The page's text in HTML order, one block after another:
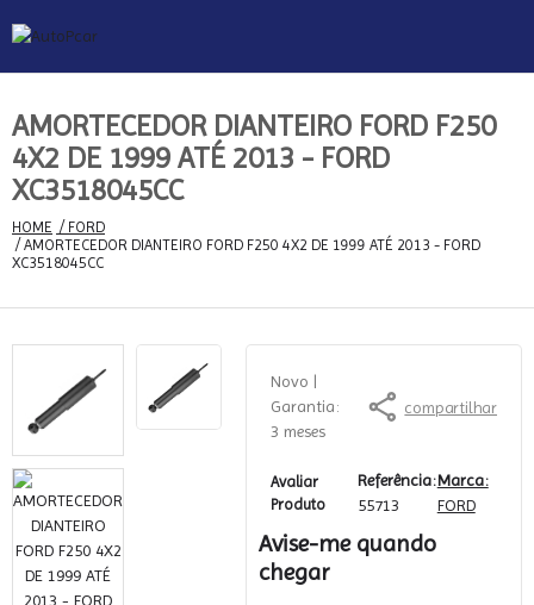
AMORTECEDOR DIANTEIRO FORD F250
4X2 DE 1999 ATÉ 2013 - FORD
XC3518045CC
HOME / FORD
XC3518045CC
Novo
Garantia:
3 meses
compartilhar
Avaliar
Produto
Referência:
55713
Marca:
FORD
Avise-me quando
chegar